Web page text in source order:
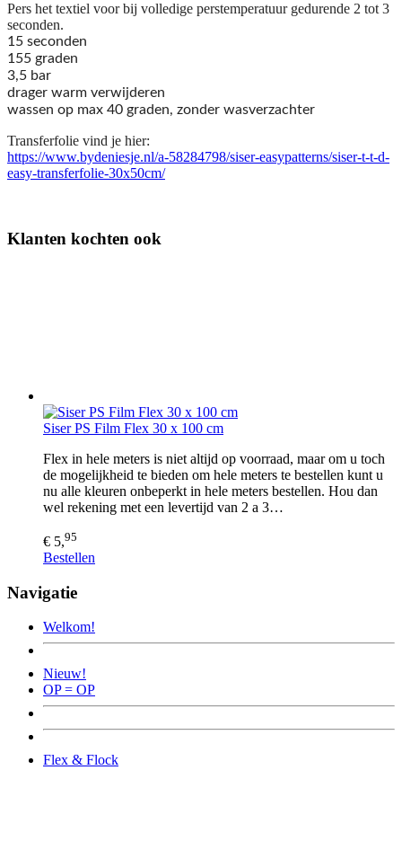
Pers het textiel voor bij volledige perstemperatuur gedurende 2 tot 3
seconden.
15 seconden
155 graden
3,5 bar
drager warm verwijderen
wassen op max 40 graden, zonder wasverzachter
Transferfolie vind je hier:
https://www.bydeniesje.nl/a-58284798/siser-easypatterns/siser-t-t-d-
easy-transferfolie-30x50cm/
Klanten kochten ook
Siser PS Film Flex 30 x 100 cm
Flex in hele meters is niet altijd op voorraad, maar om u toch
de mogelijkheid te bieden om hele meters te bestellen kunt u
nu alle kleuren onbeperkt in hele meters bestellen. Hou dan
wel rekening met een levertijd van 2 a 3…
€ 5,95
Bestellen
Navigatie
Welkom!
Nieuw!
OP = OP
Flex & Flock